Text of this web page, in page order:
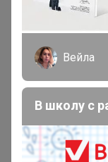
Гений
В теме "Сп 74
натуральная
Полуфабрикаты"
Вейла
В школу с